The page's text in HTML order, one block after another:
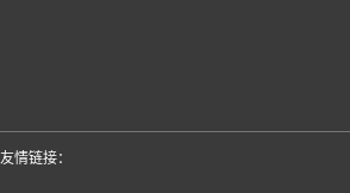
友情链接：